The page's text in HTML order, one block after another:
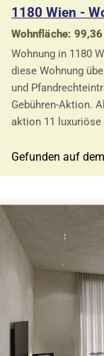
1180 Wien -
Wohnfläche:
Wohnung in 1180
diese Wohnung
und
Gebühren-Aktion.
aktion 11 luxuriöse
Gefunden auf